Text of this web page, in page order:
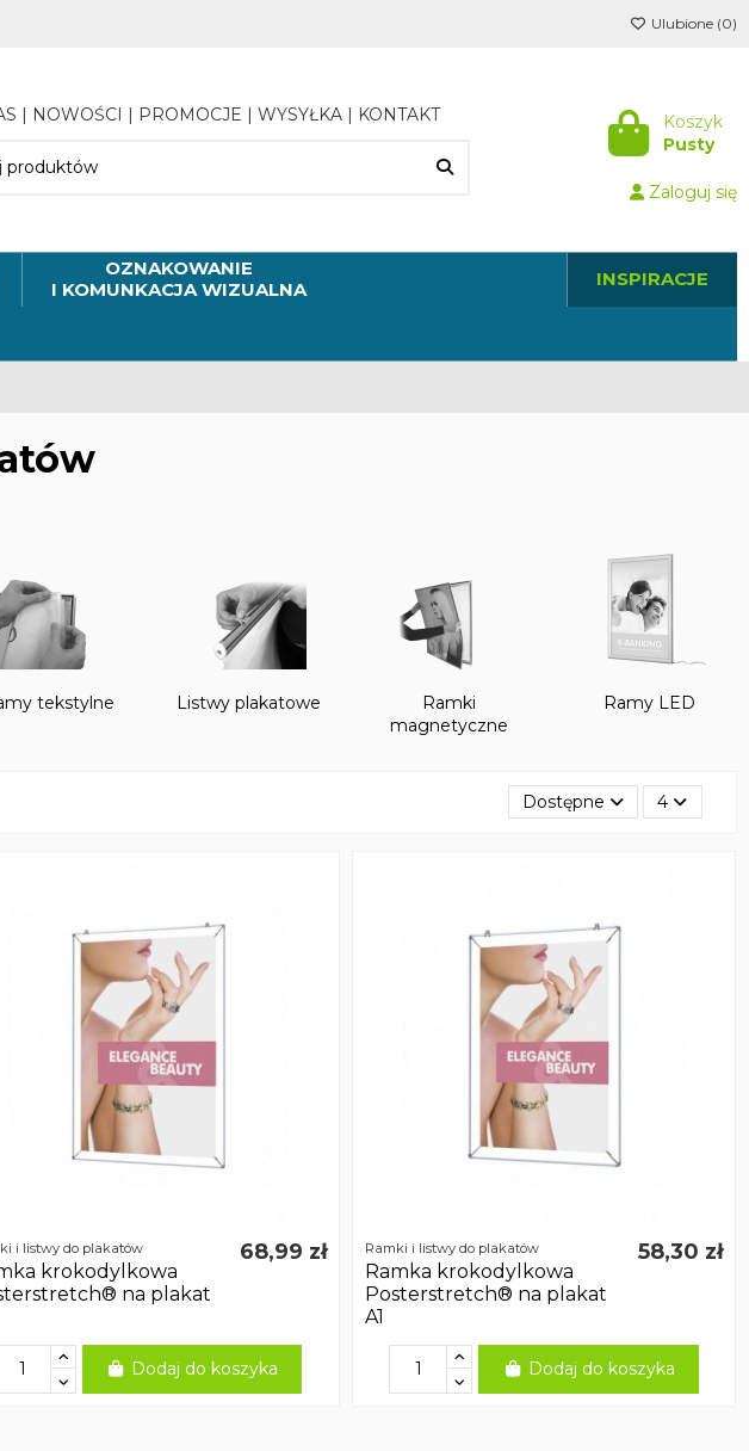
Ulubione (0)
| NOWOŚCI | PROMOCJE | WYSYŁKA| KONTAKT
Koszyk
Pusty
Zaloguj się
OZNAKOWANIE
I KOMUNKACJA WIZUALNA
INSPIRACJE
tekstylne Listwy plakatowe
Ramki
magnetyczne
Ramy LED
Dostępne 4
i listwy do plakatów
krokodylkowa
na plakat
68,99 zł
Dodaj do koszyka
Ramki i listwy do plakatów
Ramka krokodylkowa
Posterstretch® na plakat
A1
58,30 zł
Dodaj do koszyka